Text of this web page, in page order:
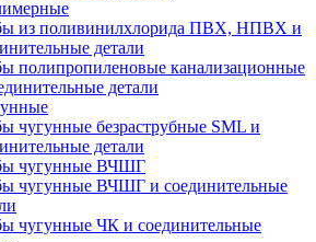
из поливинилхлорида ПВХ, НПВХ и
детали
полипропиленовые канализационные
детали
чугунные безраструбные SML и
детали
чугунные ВЧШГ
чугунные ВЧШГ и соединительные
чугунные ЧК и соединительные